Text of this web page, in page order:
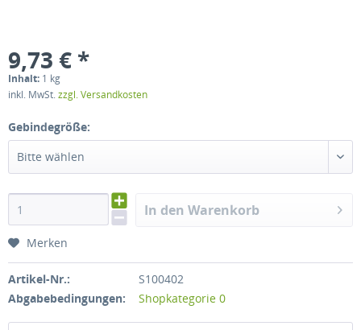
9,73 € *
Inhalt: 1 kg
inkl. MwSt.zzgl. Versandkosten
Gebindegröße:
Bitte wählen
In den Warenkorb
Merken
Artikel-Nr.:
S100402
Abgabebedingungen:
Shopkategorie 0